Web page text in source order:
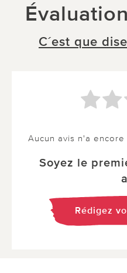
C´est que
Aucun avis n'a
Soyez le
Rédigez